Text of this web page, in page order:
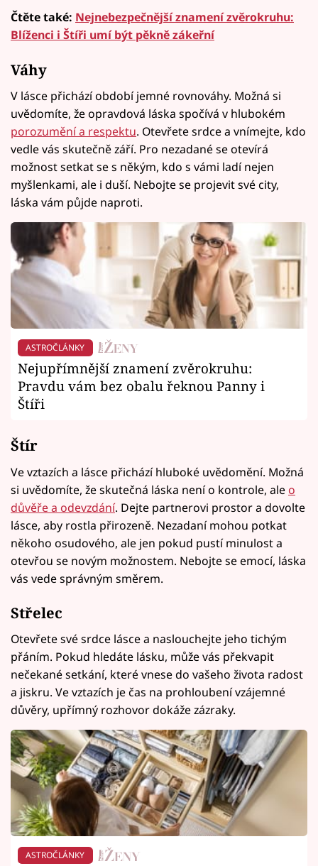
Čtěte také: Nejnebezpečnější znamení zvěrokruhu:
Blíženci i Štíři umí být pěkně zákeřní
Váhy
V lásce přichází období jemné rovnováhy. Možná si
uvědomíte, že opravdová láska spočívá v hlubokém
porozumění a respektu. Otevřete srdce a vnímejte, kdo
vedle vás skutečně září. Pro nezadané se otevírá
možnost setkat se s někým, kdo s vámi ladí nejen
myšlenkami, ale i duší. Nebojte se projevit své city,
láska vám půjde naproti.
ASTROČLÁNKY
Nejupřímnější znamení zvěrokruhu:
Pravdu vám bez obalu řeknou Panny i
Štíři
Štír
Ve vztazích a lásce přichází hluboké uvědomění. Možná
si uvědomíte, že skutečná láska není o kontrole, ale o
důvěře a odevzdání. Dejte partnerovi prostor a dovolte
lásce, aby rostla přirozeně. Nezadaní mohou potkat
někoho osudového, ale jen pokud pustí minulost a
otevřou se novým možnostem. Nebojte se emocí, láska
vás vede správným směrem.
Střelec
Otevřete své srdce lásce a naslouchejte jeho tichým
přáním. Pokud hledáte lásku, může vás překvapit
nečekané setkání, které vnese do vašeho života radost
a jiskru. Ve vztazích je čas na prohloubení vzájemné
důvěry, upřímný rozhovor dokáže zázraky.
ASTROČLÁNKY